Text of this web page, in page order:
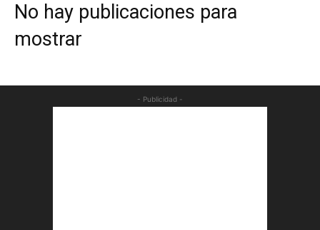
No hay publicaciones para
mostrar
- Publicidad -